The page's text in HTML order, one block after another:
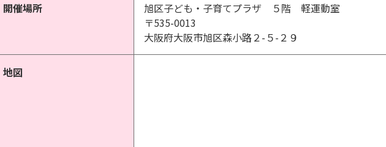
開催場所
旭区子ども・子育てプラザ ５階 軽運動室
〒535-0013
大阪府大阪市旭区森小路２-５-２９
地図